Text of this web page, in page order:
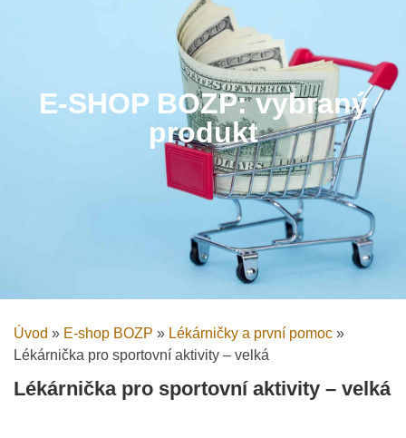
E-SHOP BOZP: vybraný
produkt
Úvod » E-shop BOZP » Lékárničky a první pomoc »
Lékárnička pro sportovní aktivity – velká
Lékárnička pro sportovní aktivity – velká